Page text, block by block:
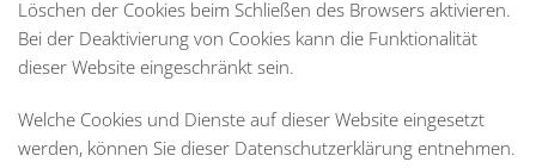
Löschen der Cookies beim Schließen des Browsers aktivieren.
Bei der Deaktivierung von Cookies kann die Funktionalität
dieser Website eingeschränkt sein.
Welche Cookies und Dienste auf dieser Website eingesetzt
werden, können Sie dieser Datenschutzerklärung entnehmen.